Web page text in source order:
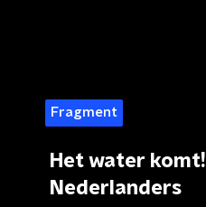
Fragment
Het water
Nederlanders